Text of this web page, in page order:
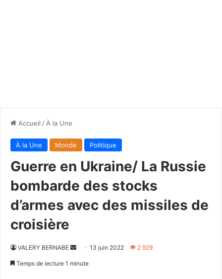
Accueil / À la Une
À la Une Monde Politique
Guerre en Ukraine/ La Russie
bombarde des stocks
d’armes avec des missiles de
croisière
VALERY BERNABE
Envoyer13 juin 2022 2 929
Temps de lecture 1 minute